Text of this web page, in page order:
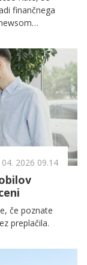
finančnega
04. 2026 09.14
če poznate
preplačila.